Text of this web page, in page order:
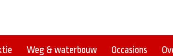
Weg & waterbouw Occasions